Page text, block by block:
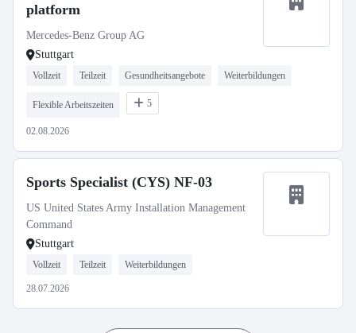
platform
Mercedes-Benz Group AG
Stuttgart
Vollzeit Teilzeit Gesundheitsangebote Weiterbildungen
Flexible Arbeitszeiten 5
02.08.2026
Sports Specialist (CYS) NF-03
US United States Army Installation Management
Command
Stuttgart
Vollzeit Teilzeit Weiterbildungen
28.07.2026